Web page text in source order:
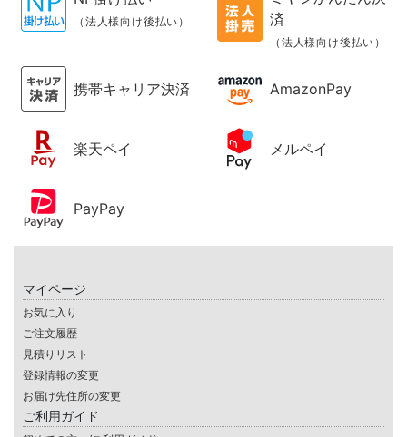
（法人様向け後払い）
済
（法人様向け後払い）
携帯キャリア決済 AmazonPay
楽天ペイ メルペイ
PayPay
マイページ
お気に入り
ご注文履歴
見積りリスト
登録情報の変更
お届け先住所の変更
ご利用ガイド